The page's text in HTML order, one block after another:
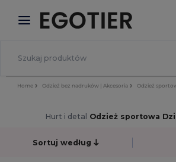
× Aplikacja Egotier
Lepsze ceny w aplikacji!
Home Odzież bez nadruków | Akcesoria Odzież
Hurt i detal Odzież sportowa
Sortuj według